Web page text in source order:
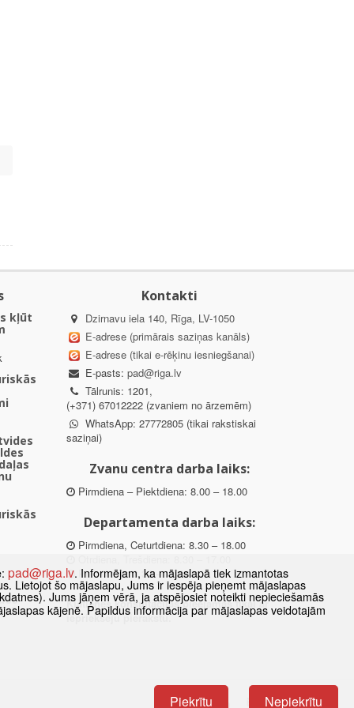
kļūt
Kontakti
Dzirnavu iela 140, Rīga, LV-1050
E-adrese (primārais saziņas kanāls)
E-adrese (tikai e-rēķinu iesniegšanai)
E-pasts: pad@riga.lv
Tālrunis: 1201,
(+371) 67012222 (zvaniem no ārzemēm)
WhatsApp: 27772805 (tikai rakstiskai
saziņai)
Zvanu centra darba laiks:
Pirmdiena – Piektdiena: 8.00 – 18.00
Departamenta darba laiks:
Pirmdiena, Ceturtdiena: 8.30 – 18.00
Piektdiena: 8.30 – 15.00
Klātienes konsultācijas pieejamas tikai ar
iepriekšēju pierakstu.
pad@riga.lv. Informējam, ka mājaslapā tiek izmantotas
Lietojot šo mājaslapu, Jums ir iespēja pieņemt mājaslapas
Jums jāņem vērā, ja atspējosiet noteikti nepieciešamās
kājenē. Papildus informācija par mājaslapas veidotajām
Piekrītu Nepiekrītu